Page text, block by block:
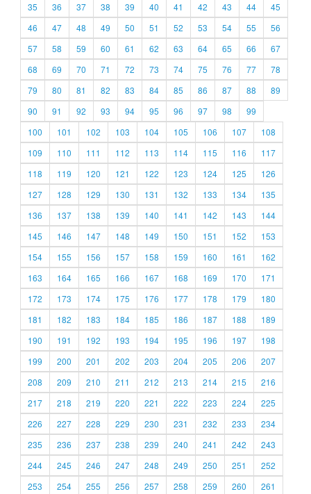
35
36 37 38 39 40 41 42 43 44
45
46
47 48 49 50 51 52 53 54 55
56
57
58 59 60 61 62 63 64 65 66
67
68
69 70 71 72 73 74 75 76 77
78
79
80 81 82 83 84 85 86 87 88
89
90
91 92 93 94 95 96 97 98
99
100
101 102 103 104 105 106 107
108
109
110 111 112 113 114 115 116
117
118
119 120 121 122 123 124 125
126
127
128 129 130 131 132 133 134
135
136
137 138 139 140 141 142 143
144
145
146 147 148 149 150 151 152
153
154
155 156 157 158 159 160 161
162
163
164 165 166 167 168 169 170
171
172
173 174 175 176 177 178 179
180
181
182 183 184 185 186 187 188
189
190
191 192 193 194 195 196 197
198
199
200 201 202 203 204 205 206
207
208
209 210 211 212 213 214 215
216
217
218 219 220 221 222 223 224
225
226
227 228 229 230 231 232 233
234
235
236 237 238 239 240 241 242
243
244
245 246 247 248 249 250 251
252
253
254 255 256 257 258 259 260 261